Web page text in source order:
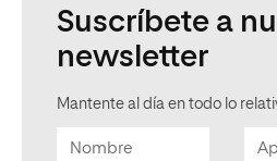
Suscríbete a
newsletter
Mantente al día en todo lo